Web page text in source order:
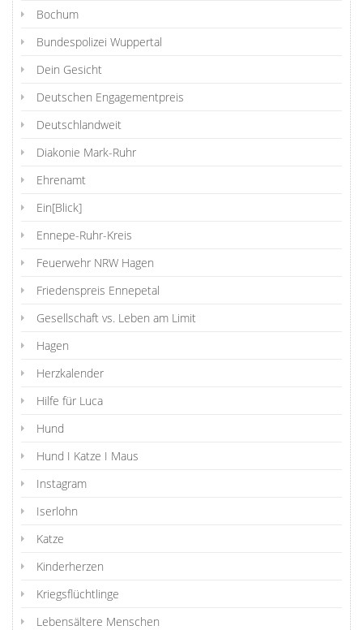
Bochum
Bundespolizei Wuppertal
Dein Gesicht
Deutschen Engagementpreis
Deutschlandweit
Diakonie Mark-Ruhr
Ehrenamt
Ein[Blick]
Ennepe-Ruhr-Kreis
Feuerwehr NRW Hagen
Friedenspreis Ennepetal
Gesellschaft vs. Leben am Limit
Hagen
Herzkalender
Hilfe für Luca
Hund
Hund I Katze I Maus
Instagram
Iserlohn
Katze
Kinderherzen
Kriegsflüchtlinge
Lebensältere Menschen